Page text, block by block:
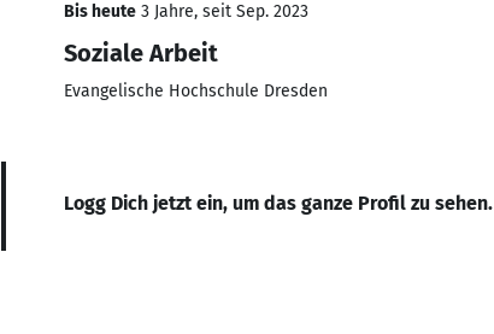
Bis heute 3 Jahre, seit Sep. 2023
Soziale Arbeit
Evangelische Hochschule Dresden
Logg Dich jetzt ein, um das ganze Profil zu sehen.